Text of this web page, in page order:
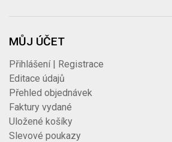
MŮJ ÚČET
Přihlášení | Registrace
Editace údajů
Přehled objednávek
Faktury vydané
Uložené košíky
Slevové poukazy